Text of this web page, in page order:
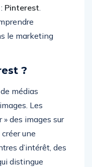
Pinterest.
le marketing
?
médias
Les
des images sur
une
d’intérêt, des
distingue